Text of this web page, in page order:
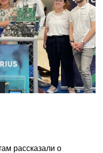
рассказали о